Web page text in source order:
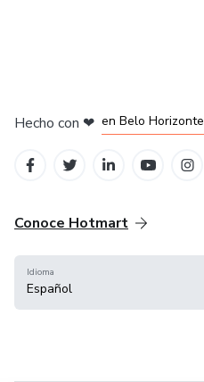
Hecho con ❤ en Belo Horizonte
Conoce Hotmart
Idioma
Español